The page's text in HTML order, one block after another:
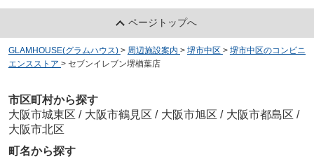
ページトップへ
GLAMHOUSE(グラムハウス) > 周辺施設案内 > 堺市中区 > 堺市中区のコンビニ
エンスストア > セブンイレブン堺楢葉店
市区町村から探す
大阪市城東区 / 大阪市鶴見区 / 大阪市旭区 / 大阪市都島区 /
大阪市北区
町名から探す